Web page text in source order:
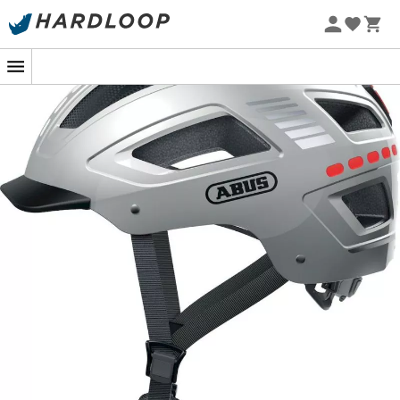
Promos d'été 🔥 -5 % EXTRA dès 2 produits* code Summer5
-5% Extra - Code Summer5